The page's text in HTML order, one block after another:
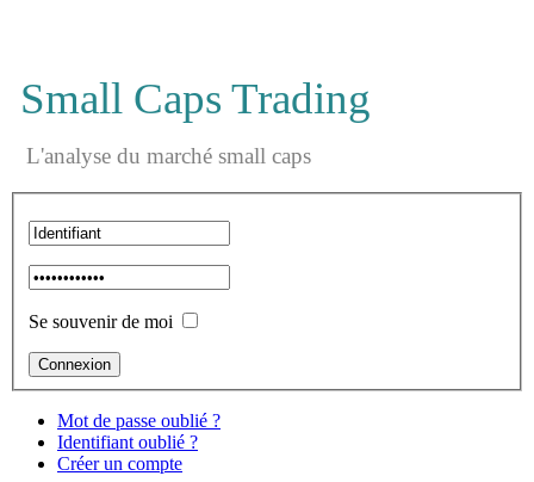
Small Caps Trading
L'analyse du marché small caps
Se souvenir de moi
Mot de passe oublié ?
Identifiant oublié ?
Créer un compte